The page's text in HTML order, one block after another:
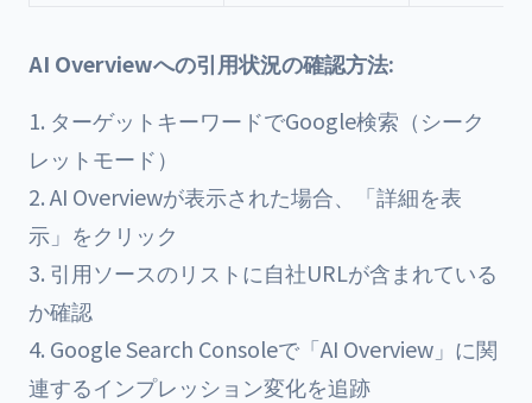
AI Overviewへの引用状況の確認方法:
ターゲットキーワードでGoogle検索（シーク
レットモード）
AI Overviewが表示された場合、「詳細を表
示」をクリック
引用ソースのリストに自社URLが含まれている
か確認
Google Search Consoleで「AI Overview」に関
連するインプレッション変化を追跡